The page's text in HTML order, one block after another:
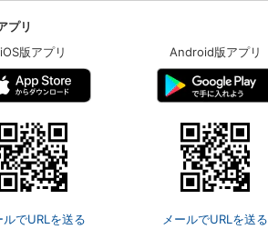
プリ
iOS版アプリ
ルでURLを送る
Android版アプリ
メールでURLを送る